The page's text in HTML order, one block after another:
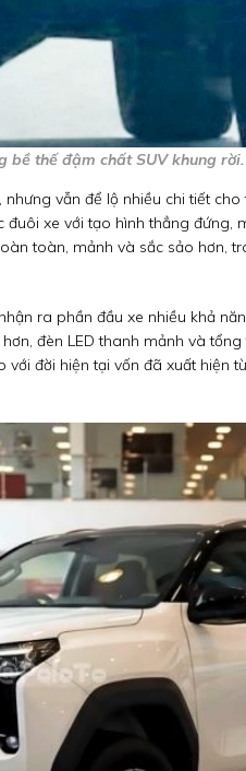
bề thế đậm chất SUV khung
vẫn để lộ nhiều chi tiết
xe với tạo hình thẳng
toàn, mảnh và sắc sảo hơn,
ra phần đầu xe nhiều khả
đèn LED thanh mảnh và
đời hiện tại vốn đã xuất hiện